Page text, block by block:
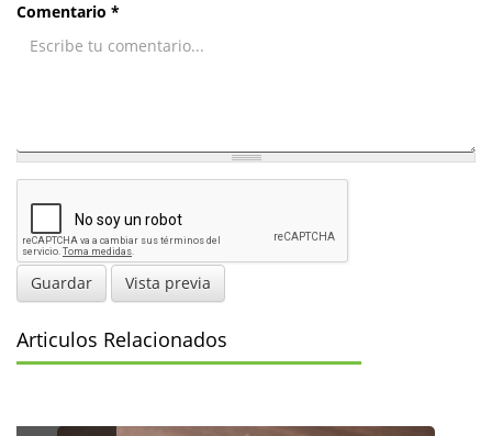
Comentario *
Guardar Vista previa
Articulos Relacionados